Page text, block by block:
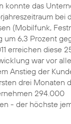
konnte das
bei
(Mobilfunk,
um 6,3 Prozent
erreichen diese
war vor
Anstieg der
drei Monaten
294.000
- der höchste